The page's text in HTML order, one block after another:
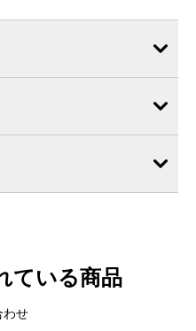
ている商品
わせ